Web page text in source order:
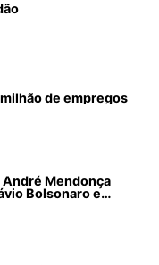
de empregos
Mendonça
Bolsonaro e